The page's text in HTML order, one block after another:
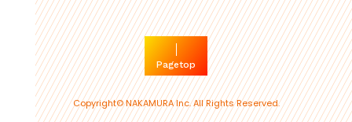
Pagetop
Copyright© NAKAMURA Inc. All Rights Reserved.